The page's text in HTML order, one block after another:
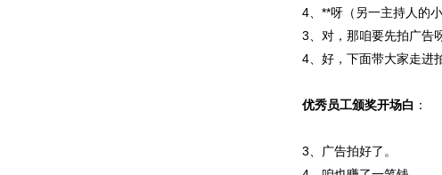
4、**呀（另一主持人的
3、对，那咱要先拍广告
4、好，下面带大家走进
优秀员工颁奖开场白 ：
3、广告拍好了。